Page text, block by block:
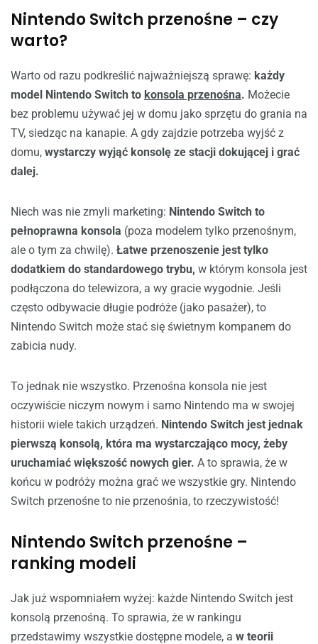
Nintendo Switch przenośne – czy
warto?
Warto od razu podkreślić najważniejszą sprawę: każdy
model Nintendo Switch to konsola przenośna. Możecie
bez problemu używać jej w domu jako sprzętu do grania na
TV, siedząc na kanapie. A gdy zajdzie potrzeba wyjść z
domu, wystarczy wyjąć konsolę ze stacji dokującej i grać
dalej.
Niech was nie zmyli marketing: Nintendo Switch to
pełnoprawna konsola (poza modelem tylko przenośnym,
ale o tym za chwilę). Łatwe przenoszenie jest tylko
dodatkiem do standardowego trybu, w którym konsola jest
podłączona do telewizora, a wy gracie wygodnie. Jeśli
często odbywacie długie podróże (jako pasażer), to
Nintendo Switch może stać się świetnym kompanem do
zabicia nudy.
To jednak nie wszystko. Przenośna konsola nie jest
oczywiście niczym nowym i samo Nintendo ma w swojej
historii wiele takich urządzeń. Nintendo Switch jest jednak
pierwszą konsolą, która ma wystarczająco mocy, żeby
uruchamiać większość nowych gier. A to sprawia, że w
końcu w podróży można grać we wszystkie gry. Nintendo
Switch przenośne to nie przenośnia, to rzeczywistość!
Nintendo Switch przenośne –
ranking modeli
Jak już wspomniałem wyżej: każde Nintendo Switch jest
konsolą przenośną. To sprawia, że w rankingu
przedstawimy wszystkie dostępne modele, a w teorii